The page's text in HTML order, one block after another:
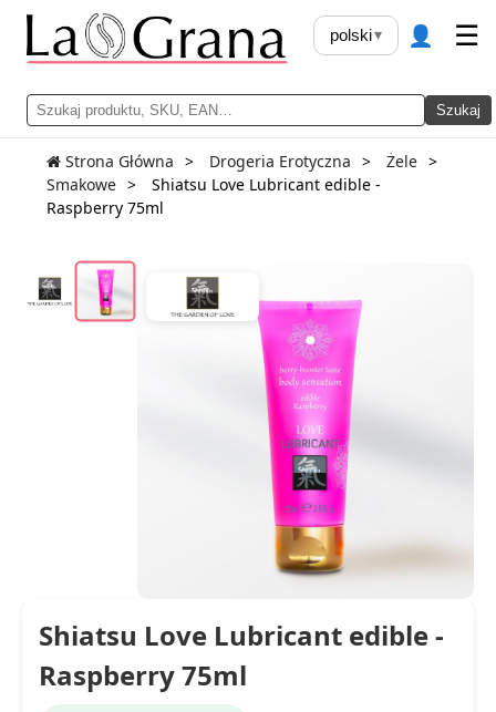
Szukaj
polski▾ 👤 ☰
Strona Główna Drogeria Erotyczna
Żele
Smakowe
Shiatsu Love Lubricant edible -
Raspberry 75ml
Shiatsu Love Lubricant edible -
Raspberry 75ml